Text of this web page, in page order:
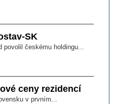
SK
povolil českému holdingu...
ceny rezidencí
v prvním...